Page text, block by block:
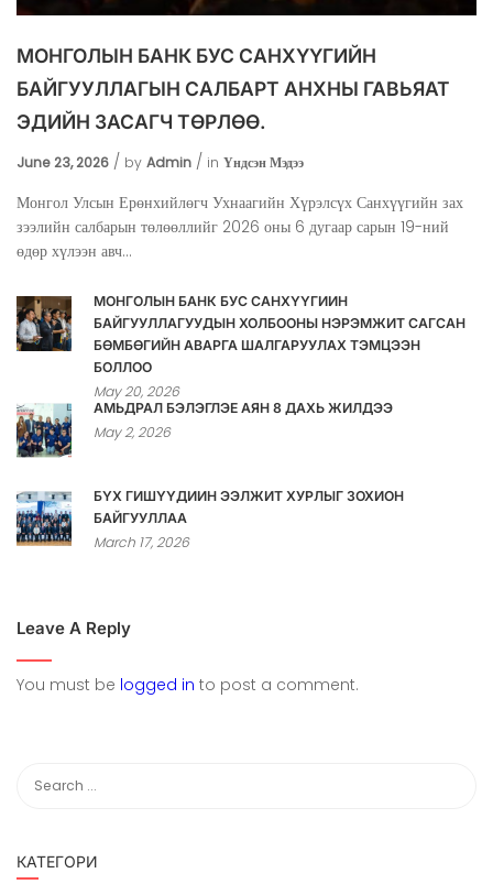
МОНГОЛЫН БАНК БУС САНХҮҮГИЙН
БАЙГУУЛЛАГЫН САЛБАРТ АНХНЫ ГАВЬЯАТ
ЭДИЙН ЗАСАГЧ ТӨРЛӨӨ.
June 23, 2026 by Admin in Үндсэн Мэдээ
Монгол Улсын Ерөнхийлөгч Ухнаагийн Хүрэлсүх Санхүүгийн зах
зээлийн салбарын төлөөллийг 2026 оны 6 дугаар сарын 19-ний
өдөр хүлээн авч...
МОНГОЛЫН БАНК БУС САНХҮҮГИЙН
БАЙГУУЛЛАГУУДЫН ХОЛБООНЫ НЭРЭМЖИТ САГСАН
БӨМБӨГИЙН АВАРГА ШАЛГАРУУЛАХ ТЭМЦЭЭН
БОЛЛОО
May 20, 2026
АМЬДРАЛ БЭЛЭГЛЭЕ АЯН 8 ДАХЬ ЖИЛДЭЭ
May 2, 2026
БҮХ ГИШҮҮДИЙН ЭЭЛЖИТ ХУРЛЫГ ЗОХИОН
БАЙГУУЛЛАА
March 17, 2026
Leave A Reply
You must be logged in to post a comment.
КАТЕГОРИ